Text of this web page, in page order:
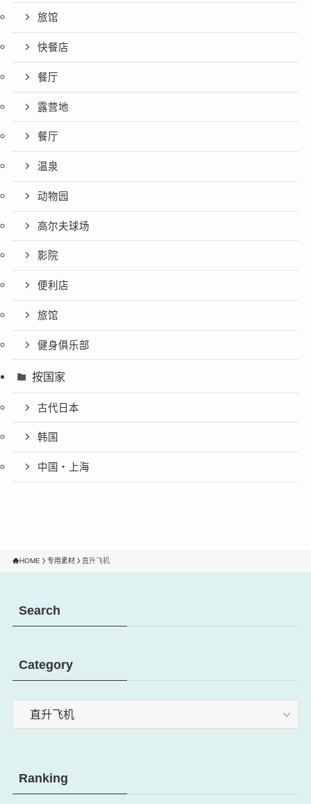
旅馆
快餐店
餐厅
露营地
餐厅
温泉
动物园
高尔夫球场
影院
便利店
旅馆
健身俱乐部
按国家
古代日本
韩国
中国・上海
HOME 专用素材 直升飞机
Search
Category
Category
Ranking